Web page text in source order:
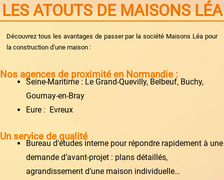
LES ATOUTS DE MAISONS LÉA
Découvrez tous les avantages de passer par la société Maisons Léa pour
la construction d’une maison :
Nos agences de proximité en Normandie :
Seine-Maritime : Le Grand-Quevilly, Belbeuf, Buchy,
Gournay-en-Bray
Eure : Evreux
Un service de qualité
Bureau d’études interne pour répondre rapidement à une
demande d’avant-projet : plans détaillés,
agrandissement d’une maison individuelle…